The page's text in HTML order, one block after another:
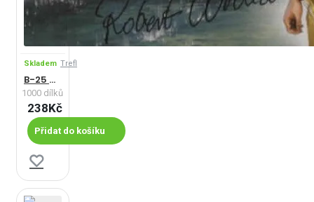
Skladem Trefl
B-25 Mitchell
1000 dílků
238Kč
Přidat do košíku